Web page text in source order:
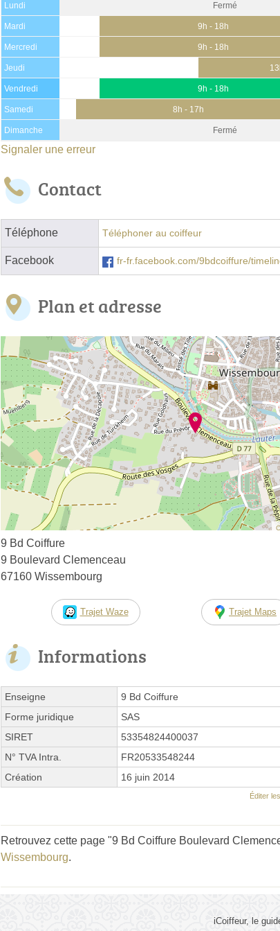
Lundi Fermé
Mardi 9h - 18h
Mercredi 9h - 18h
Jeudi
Vendredi 9h - 18h
Samedi 8h - 17h
Dimanche Fermé
Signaler une erreur
Contact
Téléphone Téléphoner au coiffeur
Facebook fr-fr.facebook.com/9bdcoiffure/
Plan et adresse
9 Bd Coiffure
9 Boulevard Clemenceau
67160 Wissembourg
Trajet Waze Trajet Maps
Informations
Enseigne
9 Bd Coiffure
Forme juridique
SAS
SIRET
53354824400037
N° TVA Intra.
FR20533548244
Création
16 juin 2014
Éditer
Retrouvez cette page "9 Bd Coiffure Boulevard
Wissembourg.
iCoiffeur, le